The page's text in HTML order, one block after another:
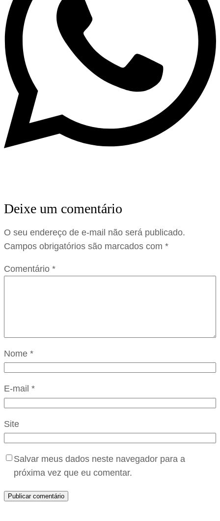
Deixe um comentário
O seu endereço de e-mail não será publicado.
Campos obrigatórios são marcados com *
Comentário *
Nome *
E-mail *
Site
Salvar meus dados neste navegador para a
próxima vez que eu comentar.